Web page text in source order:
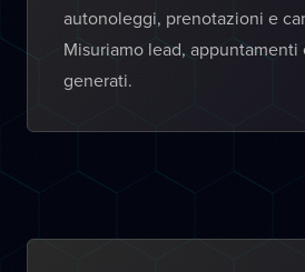
autonoleggi, prenotazioni e
Misuriamo lead,
generati.